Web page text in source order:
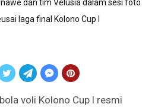
dan tim Velusia dalam sesi foto
laga final Kolono Cup l
voli Kolono Cup l resmi